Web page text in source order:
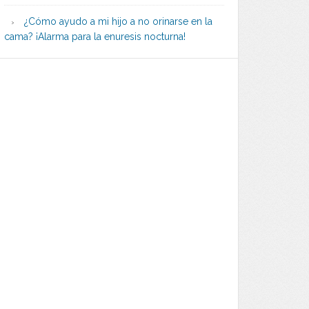
¿Cómo ayudo a mi hijo a no orinarse en la
cama? ¡Alarma para la enuresis nocturna!